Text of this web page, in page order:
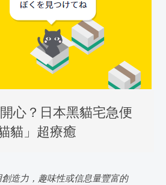
心？日本黑貓宅急便
貓」超療癒
造力，趣味性或信息量豐富的